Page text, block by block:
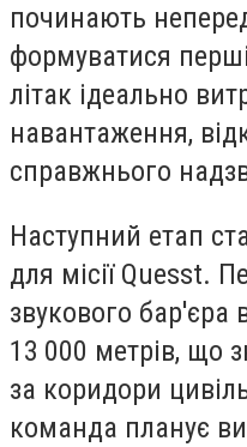
починають
формуватися
літак ідеально
навантаження,
справжнього
Наступний етап
для місії Quesst.
звукового бар'єра
13 000 метрів, що
за коридори
команда планує